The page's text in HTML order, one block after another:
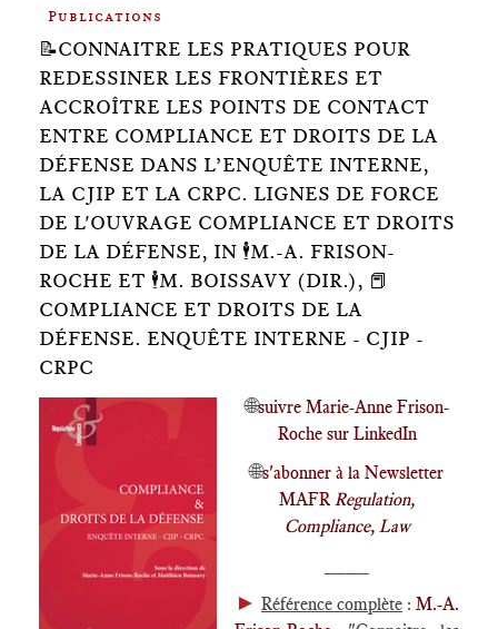
Publications
📝CONNAITRE LES PRATIQUES POUR
REDESSINER LES FRONTIÈRES ET
ACCROÎTRE LES POINTS DE CONTACT
ENTRE COMPLIANCE ET DROITS DE LA
DÉFENSE DANS L’ENQUÊTE INTERNE,
LA CJIP ET LA CRPC. LIGNES DE FORCE
DE L'OUVRAGE COMPLIANCE ET DROITS
DE LA DÉFENSE, IN 🕴️M.-A. FRISON-
ROCHE ET 🕴️M. BOISSAVY (DIR.), 📕
COMPLIANCE ET DROITS DE LA
DÉFENSE. ENQUÊTE INTERNE - CJIP -
CRPC
🌐suivre Marie-Anne Frison-
Roche sur LinkedIn
🌐s'abonner à la Newsletter
MAFRRegulation,
Compliance, Law
► Référence complète : M.-A.